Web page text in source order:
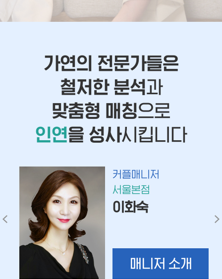
가연의 전문가들은
철저한 분석과
맞춤형 매칭으로
인연을 성사시킵니다
커플매니저
서울본점
이화숙
매니저 소개